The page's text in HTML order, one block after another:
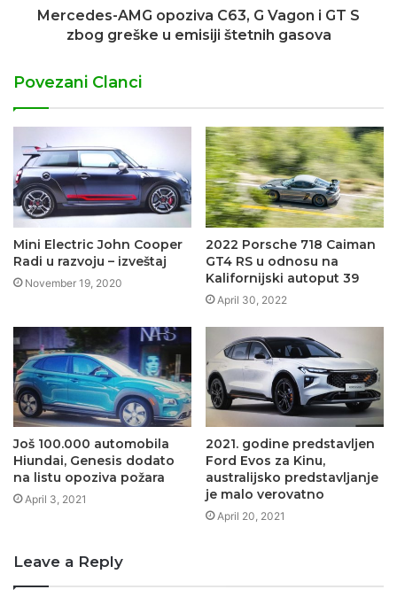
Mercedes-AMG opoziva C63, G Vagon i GT S
zbog greške u emisiji štetnih gasova
Povezani Clanci
Mini Electric John Cooper
Radi u razvoju – izveštaj
November 19, 2020
2022 Porsche 718 Caiman
GT4 RS u odnosu na
Kalifornijski autoput 39
April 30, 2022
Još 100.000 automobila
Hiundai, Genesis dodato
na listu opoziva požara
April 3, 2021
2021. godine predstavljen
Ford Evos za Kinu,
australijsko predstavljanje
je malo verovatno
April 20, 2021
Leave a Reply